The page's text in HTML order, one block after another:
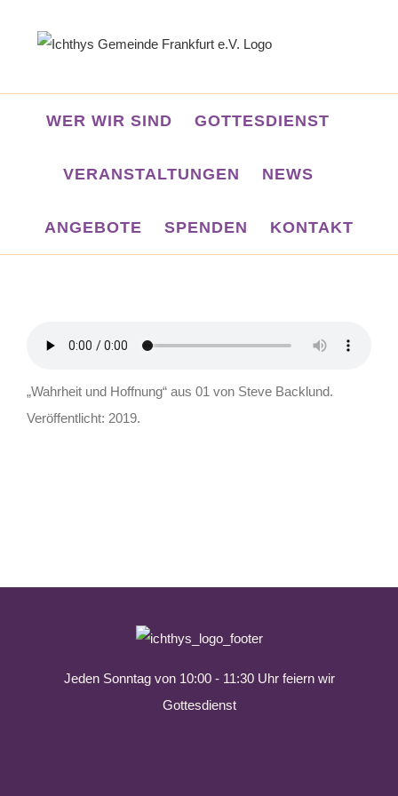
WER WIR SIND GOTTESDIENST
VERANSTALTUNGEN NEWS
ANGEBOTE SPENDEN KONTAKT
„Wahrheit und Hoffnung“ aus 01 von Steve Backlund.
Veröffentlicht: 2019.
Jeden Sonntag von 10:00 - 11:30 Uhr feiern wir
Gottesdienst